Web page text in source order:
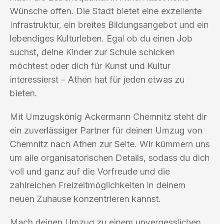
Wünsche offen. Die Stadt bietet eine exzellente
Infrastruktur, ein breites Bildungsangebot und ein
lebendiges Kulturleben. Egal ob du einen Job
suchst, deine Kinder zur Schule schicken
möchtest oder dich für Kunst und Kultur
interessierst – Athen hat für jeden etwas zu
bieten.
Mit Umzugskönig Ackermann Chemnitz steht dir
ein zuverlässiger Partner für deinen Umzug von
Chemnitz nach Athen zur Seite. Wir kümmern uns
um alle organisatorischen Details, sodass du dich
voll und ganz auf die Vorfreude und die
zahlreichen Freizeitmöglichkeiten in deinem
neuen Zuhause konzentrieren kannst.